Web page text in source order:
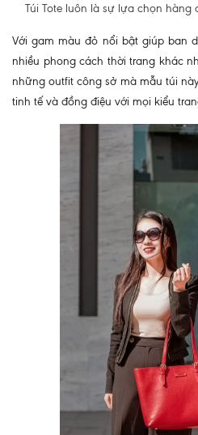
Túi Tote luôn là sự lựa chọn
Với gam màu đỏ nổi bật giúp ban
nhiều phong cách thời trang khác
những outfit công sở mà mẫu túi
tinh tế và đồng điệu với mọi kiểu